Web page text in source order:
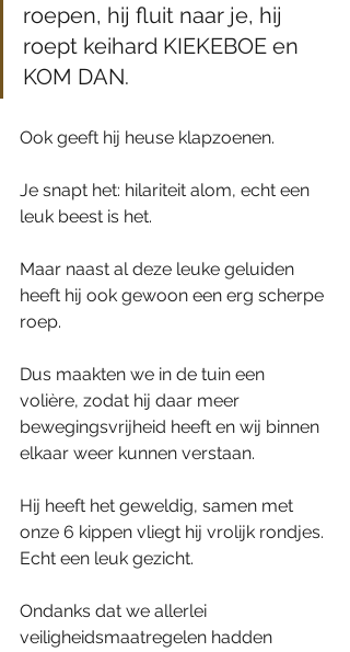
roepen, hij fluit naar je, hij
roept keihard KIEKEBOE en
KOM DAN.
Ook geeft hij heuse klapzoenen.
Je snapt het: hilariteit alom, echt een
leuk beest is het.
Maar naast al deze leuke geluiden
heeft hij ook gewoon een erg scherpe
roep.
Dus maakten we in de tuin een
volière, zodat hij daar meer
bewegingsvrijheid heeft en wij binnen
elkaar weer kunnen verstaan.
Hij heeft het geweldig, samen met
onze 6 kippen vliegt hij vrolijk rondjes.
Echt een leuk gezicht.
Ondanks dat we allerlei
veiligheidsmaatregelen hadden